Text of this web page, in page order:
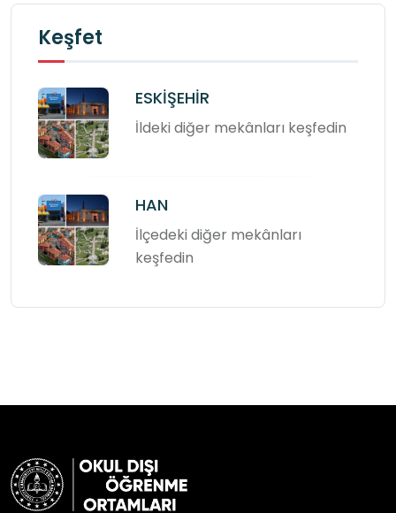
Keşfet
ESKİŞEHİR
İldeki diğer mekânları keşfedin
HAN
İlçedeki diğer mekânları
keşfedin